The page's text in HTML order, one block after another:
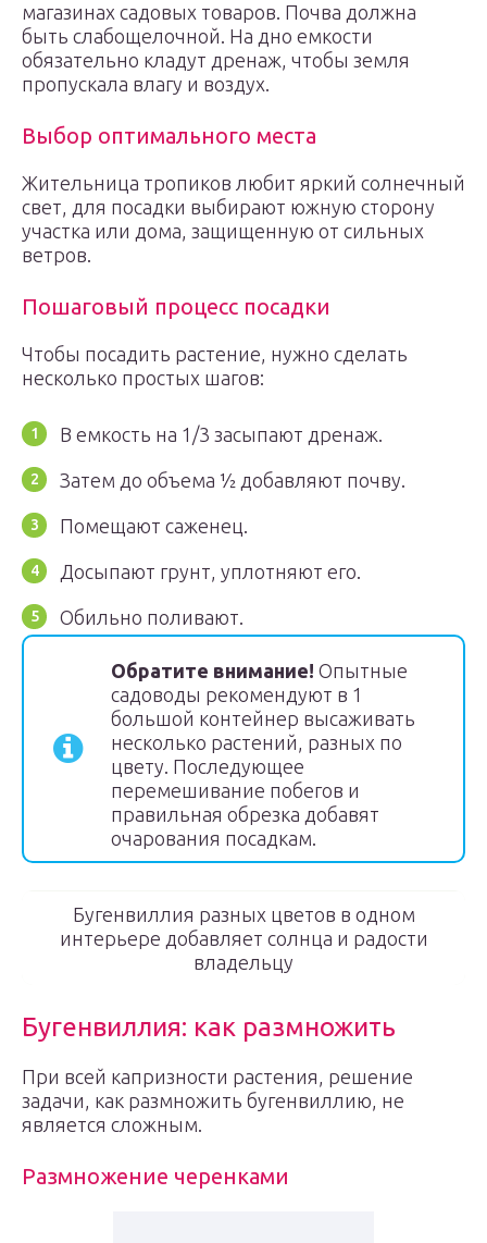
магазинах садовых товаров. Почва должна
быть слабощелочной. На дно емкости
обязательно кладут дренаж, чтобы земля
пропускала влагу и воздух.
Выбор оптимального места
Жительница тропиков любит яркий солнечный
свет, для посадки выбирают южную сторону
участка или дома, защищенную от сильных
ветров.
Пошаговый процесс посадки
Чтобы посадить растение, нужно сделать
несколько простых шагов:
В емкость на 1/3 засыпают дренаж.
Затем до объема ½ добавляют почву.
Помещают саженец.
Досыпают грунт, уплотняют его.
Обильно поливают.
Обратите внимание! Опытные
садоводы рекомендуют в 1
большой контейнер высаживать
несколько растений, разных по
цвету. Последующее
перемешивание побегов и
правильная обрезка добавят
очарования посадкам.
Бугенвиллия разных цветов в одном
интерьере добавляет солнца и радости
владельцу
Бугенвиллия: как размножить
При всей капризности растения, решение
задачи, как размножить бугенвиллию, не
является сложным.
Размножение черенками